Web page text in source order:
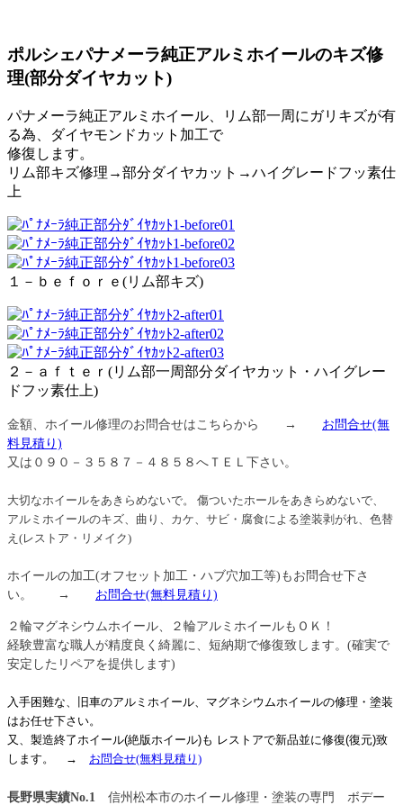
ポルシェパナメーラ純正アルミホイールのキズ修
理(部分ダイヤカット)
パナメーラ純正アルミホイール、リム部一周にガリキズが有
る為、ダイヤモンドカット加工で
修復します。
リム部キズ修理→部分ダイヤカット→ハイグレードフッ素仕
上
１－ｂｅｆｏｒｅ(リム部キズ)
２－ａｆｔｅｒ(リム部一周部分ダイヤカット・ハイグレー
ドフッ素仕上)
金額、ホイール修理のお問合せはこちらから → お問合せ(無
料見積り)
又は０９０－３５８７－４８５８へＴＥＬ下さい。
大切なホイールをあきらめないで。 傷ついたホールをあきらめないで、
アルミホイールのキズ、曲り、カケ、サビ・腐食による塗装剥がれ、色替
え(レストア・リメイク)
ホイールの加工(オフセット加工・ハブ穴加工等)もお問合せ下さ
い。 → お問合せ(無料見積り)
２輪マグネシウムホイール、２輪アルミホイールもＯＫ！
経験豊富な職人が精度良く綺麗に、短納期で修復致します。(確実で
安定したリペアを提供します)
入手困難な、旧車のアルミホイール、マグネシウムホイールの修理・塗装
はお任せ下さい。
又、製造終了ホイール(絶版ホイール)も レストアで新品並に修復(復元)致
します 。 → お問合せ(無料見積り)
長野県実績No.1
信州松本市のホイール修理・塗装の専門 ボデー